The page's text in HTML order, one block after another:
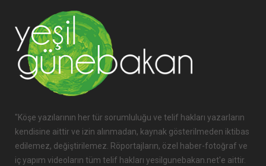
"Köşe yazılarının her tür sorumluluğu ve telif hakları yazarların
kendisine aittir ve izin alınmadan, kaynak gösterilmeden iktibas
edilemez, değiştirilemez. Röportajların, özel haber-fotoğraf ve
iç yapım videoların tüm telif hakları yesilgunebakan.net'e aittir.